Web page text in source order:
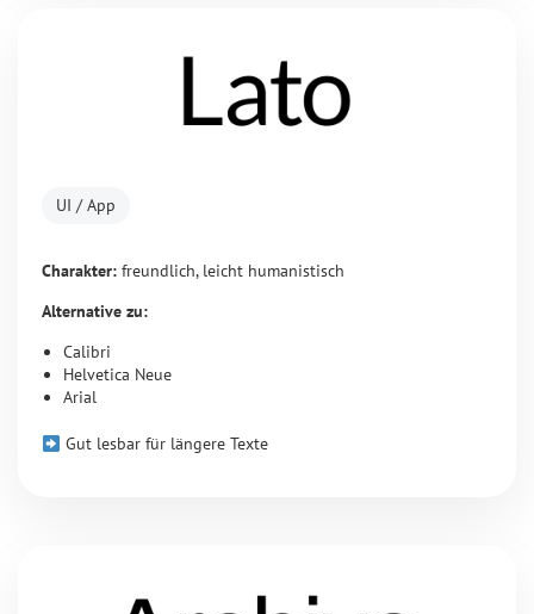
UI / App
Charakter: freundlich, leicht humanistisch
Alternative zu:
Calibri
Helvetica Neue
Arial
Gut lesbar für längere Texte